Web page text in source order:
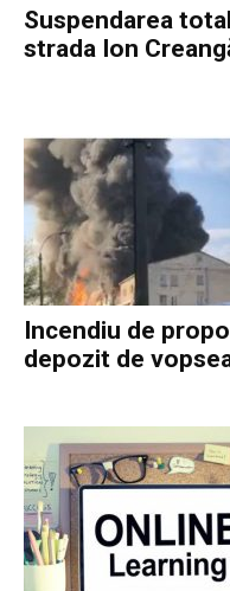
Suspendarea
strada Ion
Incendiu de
depozit de